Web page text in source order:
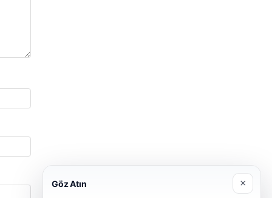
Göz Atın ×